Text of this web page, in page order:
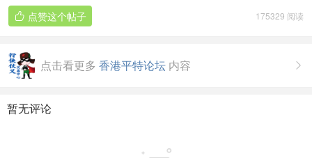
175329 阅读
 点赞这个帖子

点击看更多 香港平特论坛 内容
暂无评论